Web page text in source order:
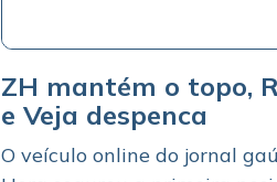
ZH mantém o topo,
e Veja despenca
O veículo online do jornal